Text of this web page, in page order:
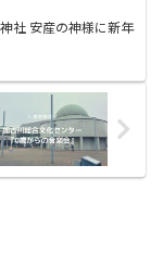
社 安産の神様に新年